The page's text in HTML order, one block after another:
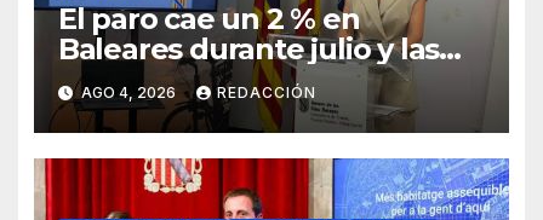
El paro cae un 2 % en
Baleares durante julio y las
islas lideran la contratación
indefinida
AGO 4, 2026 REDACCIÓN